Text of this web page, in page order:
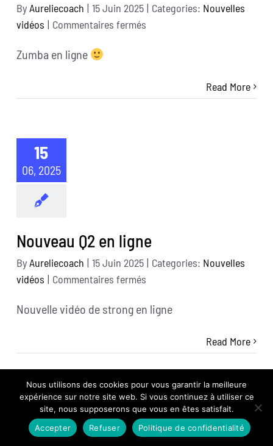
ByAureliecoach | 15 Juin 2025 | Categories: Nouvelles
vidéos | Commentaires ferméssur
Zumba en ligne
Read More
15
06, 2025
Nouveau Q2 en ligne
ByAureliecoach | 15 Juin 2025 | Categories: Nouvelles
vidéos | Commentaires ferméssur
Q2
Nouvelle vidéo de strong en ligne
Read More
27
05, 2025
Nous utilisons des cookies pour vous garantir la meilleure
expérience sur notre site web. Si vous continuez à utiliser ce
site, nous supposerons que vous en êtes satisfait.
Accepter
Refuser Politique de confidentialité